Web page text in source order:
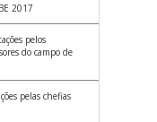
2017
pelos
do campo de
pelas chefias